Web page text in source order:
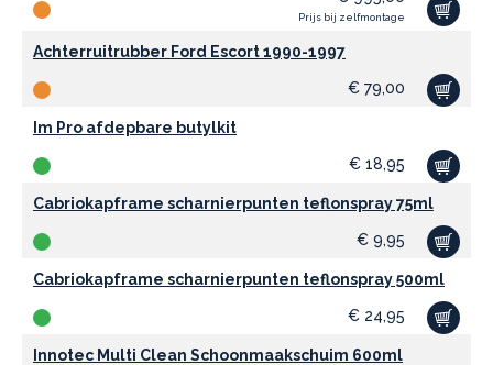
Prijs bij zelfmontage
Achterruitrubber Ford Escort 1990-1997
€ 79,00
Im Pro afdepbare butylkit
€ 18,95
Cabriokapframe scharnierpunten teflonspray 75ml
€ 9,95
Cabriokapframe scharnierpunten teflonspray 500ml
€ 24,95
Innotec Multi Clean Schoonmaakschuim 600ml